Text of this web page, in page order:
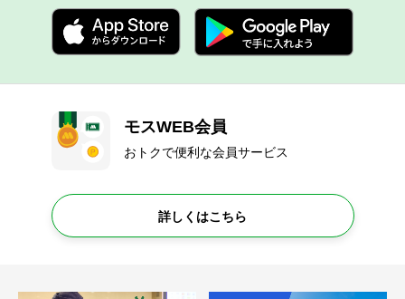
モスWEB会員
おトクで便利な会員サービス
詳しくはこちら